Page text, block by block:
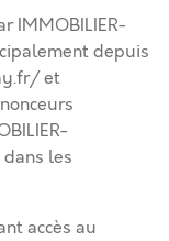
IMMOBILIER-
depuis
et
dans les
accès au